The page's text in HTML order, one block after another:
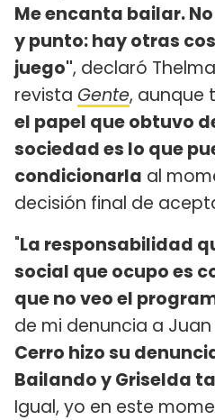
Me encanta bailar.
y punto: hay otras
juego", declaró
revista Gente, aunque
el papel que obtuvo
sociedad es lo que
condicionarla al
decisión final de
"La responsabilidad
social que ocupo es
que no veo el
de mi denuncia a Juan
Cerro hizo su
Bailando y Griselda
Igual, yo en este